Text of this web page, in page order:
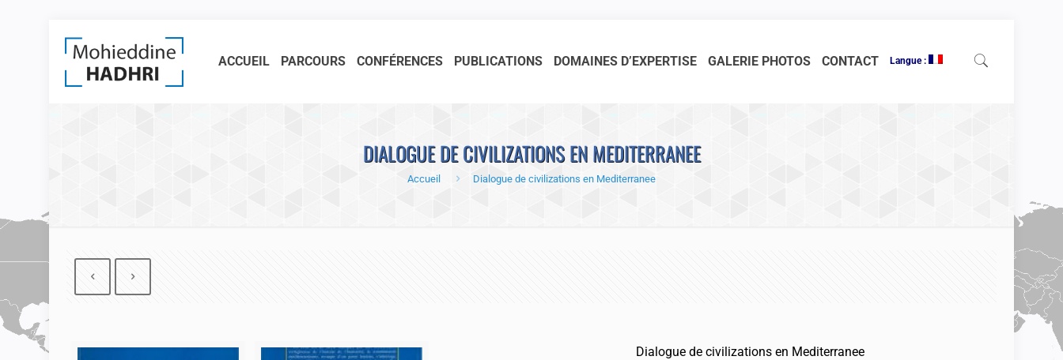
ACCUEIL PARCOURS CONFÉRENCES PUBLICATIONS DOMAINES D’EXPERTISE GALERIE PHOTOS CONTACT Langue :
DIALOGUE DE CIVILIZATIONS EN MEDITERRANEE
Accueil Dialogue de civilizations en Mediterranee
Dialogue de civilizations en Mediterranee